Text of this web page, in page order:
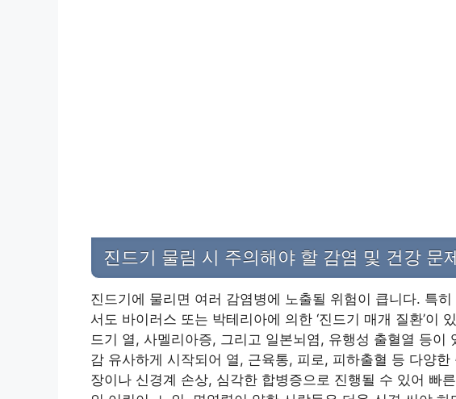
진드기 물림 시 주의해야 할 감염 및 건강 문
진드기에 물리면 여러 감염병에 노출될 위험이 큽니다. 특
서도 바이러스 또는 박테리아에 의한 ‘진드기 매개 질환’이
드기 열, 사멜리아증, 그리고 일본뇌염, 유행성 출혈열 등이
감 유사하게 시작되어 열, 근육통, 피로, 피하출혈 등 다양
장이나 신경계 손상, 심각한 합병증으로 진행될 수 있어 빠